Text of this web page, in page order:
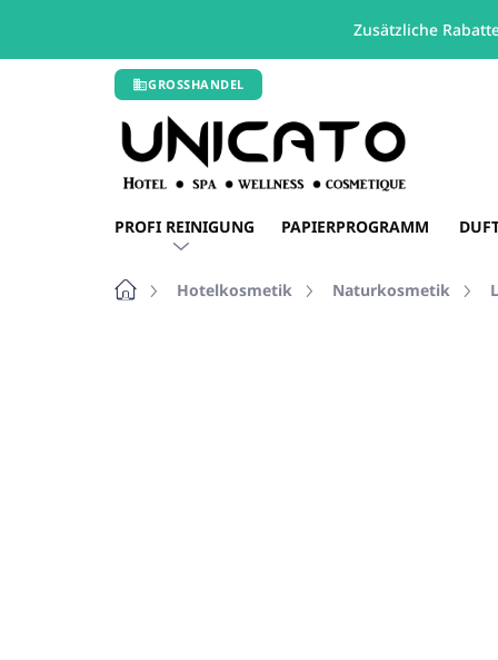
Zusätzliche
Zum
GROSSHANDEL
PROFI REINIGUNG PAPIERPROGRAMM
StartseiteHotelkosmetik Naturkosmetik